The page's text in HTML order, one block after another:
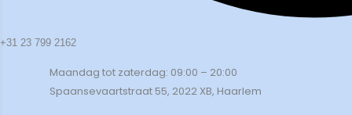
+31 23 799 2162
Maandag tot zaterdag: 09:00 – 20:00
Spaansevaartstraat 55, 2022 XB, Haarlem